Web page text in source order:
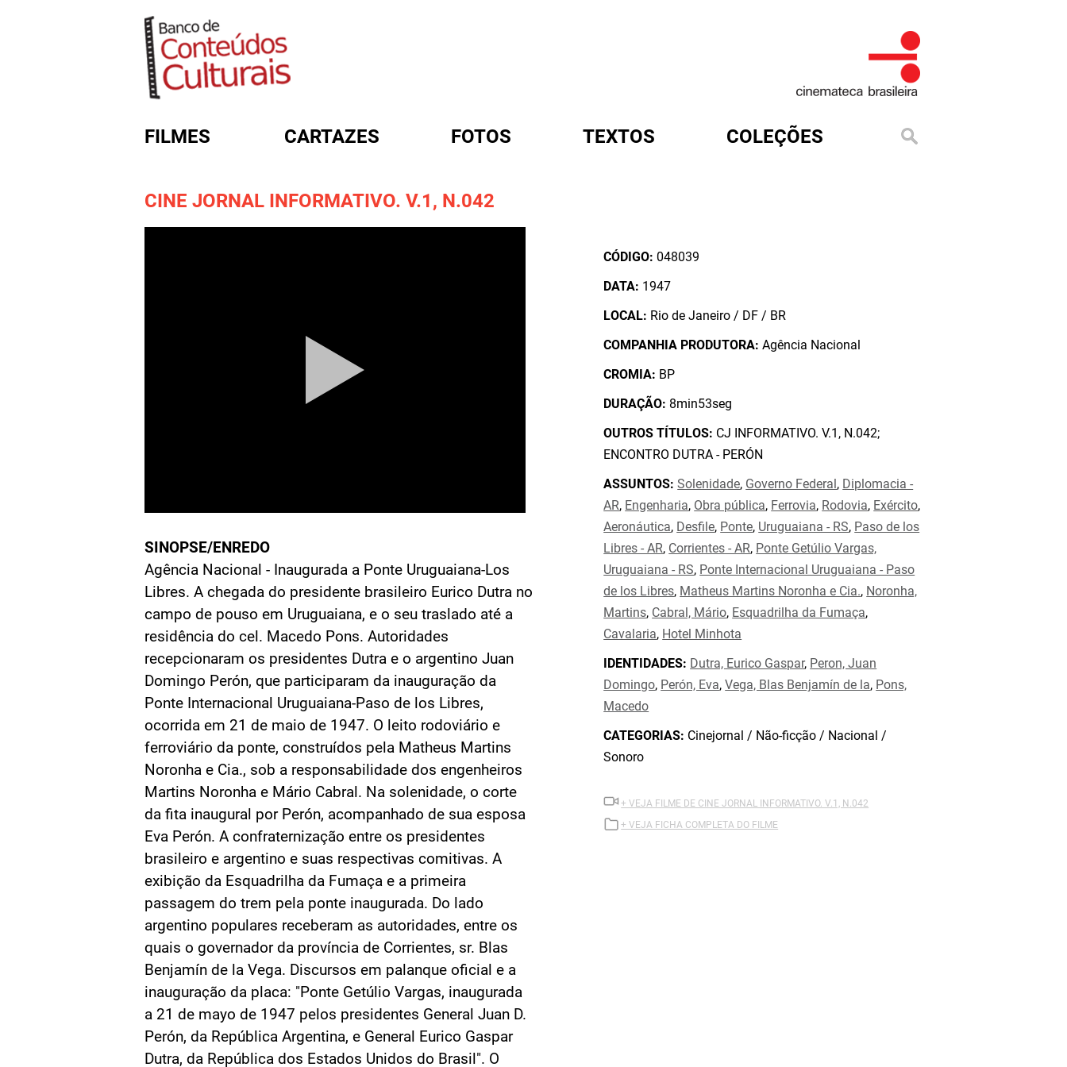
FILMES CARTAZES FOTOS TEXTOS COLEÇÕES
CINE JORNAL INFORMATIVO. V.1, N.042
SINOPSE/ENREDO
Agência Nacional - Inaugurada a Ponte Uruguaiana-Los
Libres. A chegada do presidente brasileiro Eurico Dutra no
campo de pouso em Uruguaiana, e o seu traslado até a
residência do cel. Macedo Pons. Autoridades
recepcionaram os presidentes Dutra e o argentino Juan
Domingo Perón, que participaram da inauguração da
Ponte Internacional Uruguaiana-Paso de los Libres,
ocorrida em 21 de maio de 1947. O leito rodoviário e
ferroviário da ponte, construídos pela Matheus Martins
Noronha e Cia., sob a responsabilidade dos engenheiros
Martins Noronha e Mário Cabral. Na solenidade, o corte
da fita inaugural por Perón, acompanhado de sua esposa
Eva Perón. A confraternização entre os presidentes
brasileiro e argentino e suas respectivas comitivas. A
exibição da Esquadrilha da Fumaça e a primeira
passagem do trem pela ponte inaugurada. Do lado
argentino populares receberam as autoridades, entre os
quais o governador da província de Corrientes, sr. Blas
Benjamín de la Vega. Discursos em palanque oficial e a
inauguração da placa: "Ponte Getúlio Vargas, inaugurada
a 21 de mayo de 1947 pelos presidentes General Juan D.
Perón, da República Argentina, e General Eurico Gaspar
Dutra, da República dos Estados Unidos do Brasil". O
CÓDIGO: 048039
DATA: 1947
LOCAL: Rio de Janeiro / DF / BR
COMPANHIA PRODUTORA: Agência Nacional
CROMIA: BP
DURAÇÃO: 8min53seg
OUTROS TÍTULOS: CJ INFORMATIVO. V.1, N.042;
ENCONTRO DUTRA - PERÓN
ASSUNTOS: Solenidade, Governo Federal, Diplomacia -
AR, Engenharia, Obra pública, Ferrovia, Rodovia, Exército,
Aeronáutica, Desfile, Ponte, Uruguaiana - RS, Paso de los
Libres - AR, Corrientes - AR, Ponte Getúlio Vargas,
Uruguaiana - RS, Ponte Internacional Uruguaiana - Paso
de los Libres, Matheus Martins Noronha e Cia., Noronha,
Martins, Cabral, Mário, Esquadrilha da Fumaça,
Cavalaria, Hotel Minhota
IDENTIDADES: Dutra, Eurico Gaspar, Peron, Juan
Domingo, Perón, Eva,Vega, Blas Benjamín de la, Pons,
Macedo
CATEGORIAS: Cinejornal / Não-ficção / Nacional /
Sonoro
+ VEJA FILME DE CINE JORNAL INFORMATIVO. V.1, N.042
+ VEJA FICHA COMPLETA DO FILME